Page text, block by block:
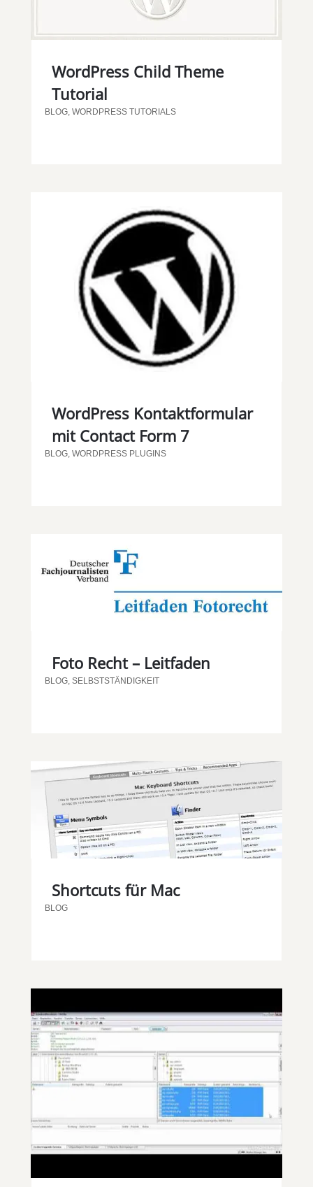
WordPress Child Theme
Tutorial
BLOG, WORDPRESS TUTORIALS
WordPress Kontaktformular
mit Contact Form 7
BLOG, WORDPRESS PLUGINS
Foto Recht – Leitfaden
BLOG, SELBSTSTÄNDIGKEIT
Shortcuts für Mac
BLOG